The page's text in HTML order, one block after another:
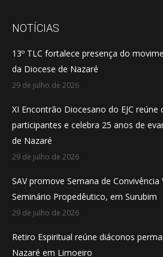
opens
new
window
opens
new
window
opens
new
window
NOTÍCIAS
13º TLC fortalece presença do
da Diocese de Nazaré
29 de julho de 2026
XI Encontrão Diocesano do EJC reúne
participantes e celebra 25 anos de
de Nazaré
29 de julho de 2026
SAV promove Semana de Convivência
Seminário Propedêutico, em Surubim
29 de julho de 2026
Retiro Espiritual reúne diáconos
Nazaré em Limoeiro